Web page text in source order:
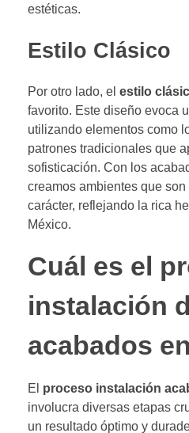
estéticas.
Estilo Clásico
Por otro lado, el estilo
favorito. Este diseño evoca
utilizando elementos como
patrones tradicionales que
sofisticación. Con los
creamos ambientes que
carácter, reflejando la rica
México.
Cuál es el
instalación
acabados
El proceso instalación
involucra diversas etapas
un resultado óptimo y